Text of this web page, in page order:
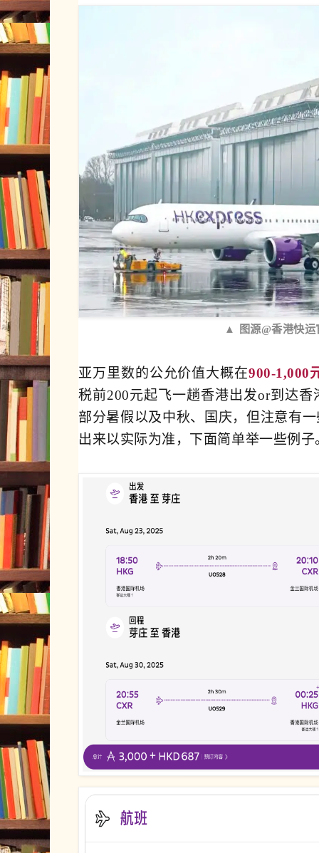
▲ 图源@香港快运
亚万里数的公允价值大概在900-1,000
税前200元起飞一趟香港出发or到达
部分暑假以及中秋、国庆，但注意有
出来以实际为准，下面简单举一些例子